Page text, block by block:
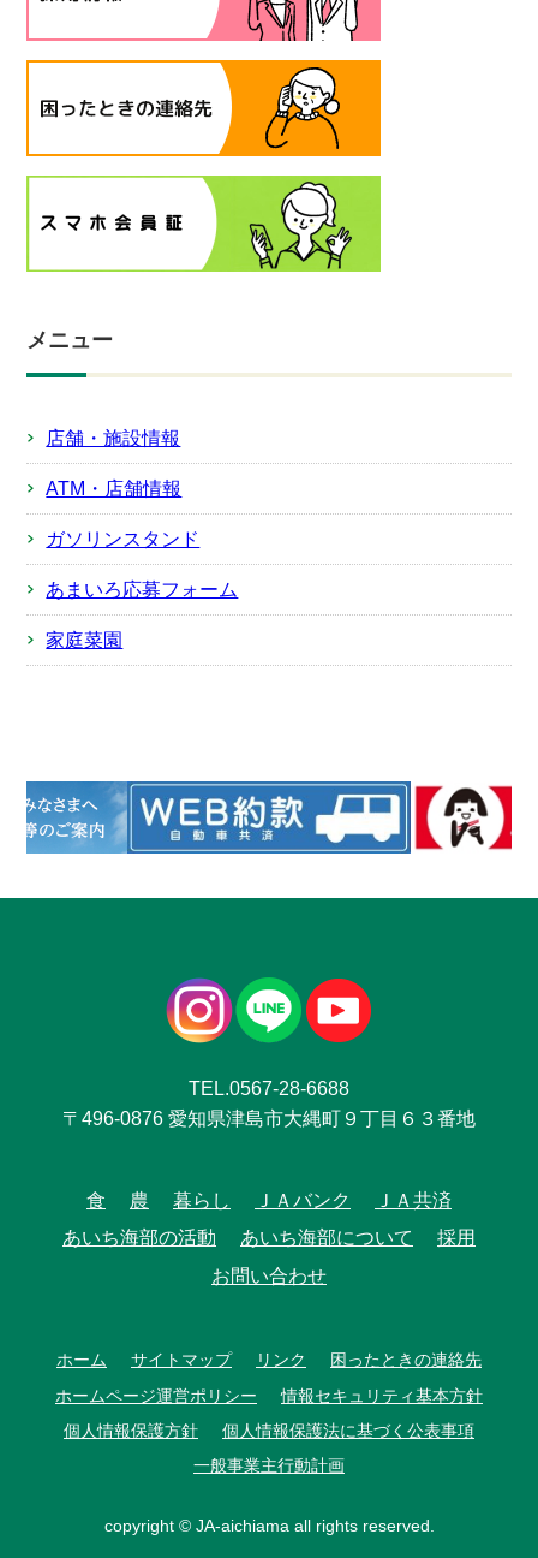
メニュー
店舗・施設情報
ATM・店舗情報
ガソリンスタンド
あまいろ応募フォーム
家庭菜園
TEL.0567-28-6688
〒496-0876 愛知県津島市大縄町９丁目６３番地
食 農 暮らし ＪＡバンク
ＪＡ共済
あいち海部の活動
あいち海部について
採用
お問い合わせ
ホーム サイトマップ リンク
困ったときの連絡先
ホームページ運営ポリシー
情報セキュリティ基本方針
個人情報保護方針
個人情報保護法に基づく公表事項
一般事業主行動計画
copyright © JA-aichiama all rights reserved.